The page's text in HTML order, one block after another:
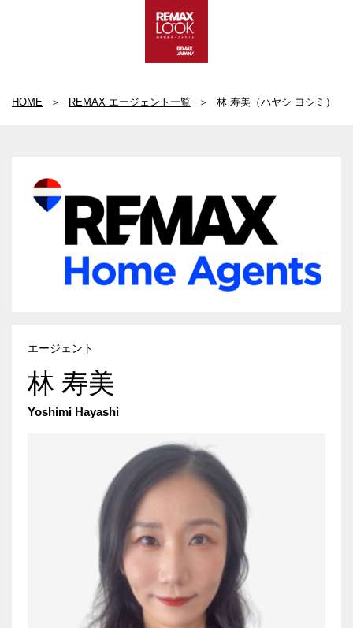
HOME REMAX エージェント一覧 林 寿美（ハヤシ ヨシミ）
エージェント
林 寿美
Yoshimi Hayashi